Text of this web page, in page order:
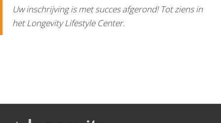
Uw inschrijving is met succes afgerond! Tot ziens in
het Longevity Lifestyle Center.